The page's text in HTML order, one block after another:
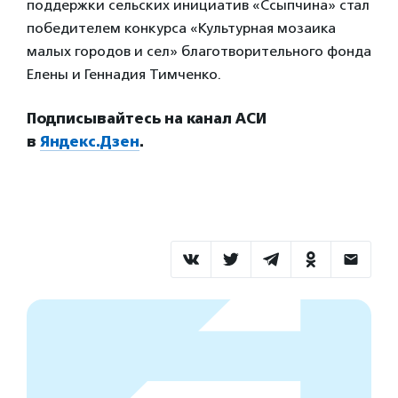
поддержки сельских инициатив «Ссыпчина» стал
победителем конкурса «Культурная мозаика
малых городов и сел» благотворительного фонда
Елены и Геннадия Тимченко.
Подписывайтесь на канал АСИ
в Яндекс.Дзен.